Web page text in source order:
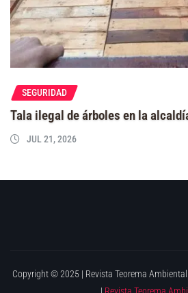
SEGURIDAD
Tala ilegal de árboles en la
JUL 21, 2026
Copyright © 2025 | Revista Teorema